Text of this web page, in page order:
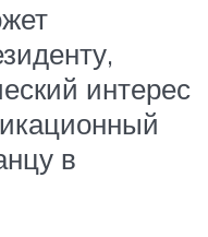
интерес
в